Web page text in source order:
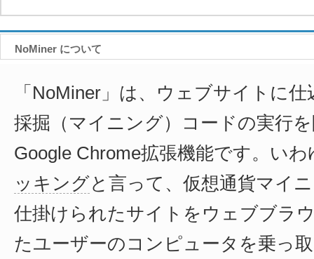
NoMiner について
「NoMiner」は、ウェブサイトに
採掘（マイニング）コードの実行
Google Chrome拡張機能です。いわ
ッキングと言って、仮想通貨マイ
仕掛けられたサイトをウェブブラ
たユーザーのコンピュータを乗っ